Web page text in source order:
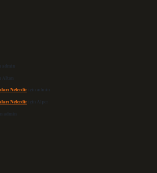
admin
Altan
Nelerdiriçin admin
Nelerdiriçin Alper
admin